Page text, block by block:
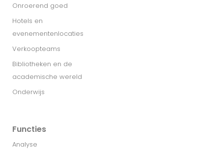
Onroerend goed
Hotels en
evenementenlocaties
Verkoopteams
Bibliotheken en de
academische wereld
Onderwijs
Functies
Analyse